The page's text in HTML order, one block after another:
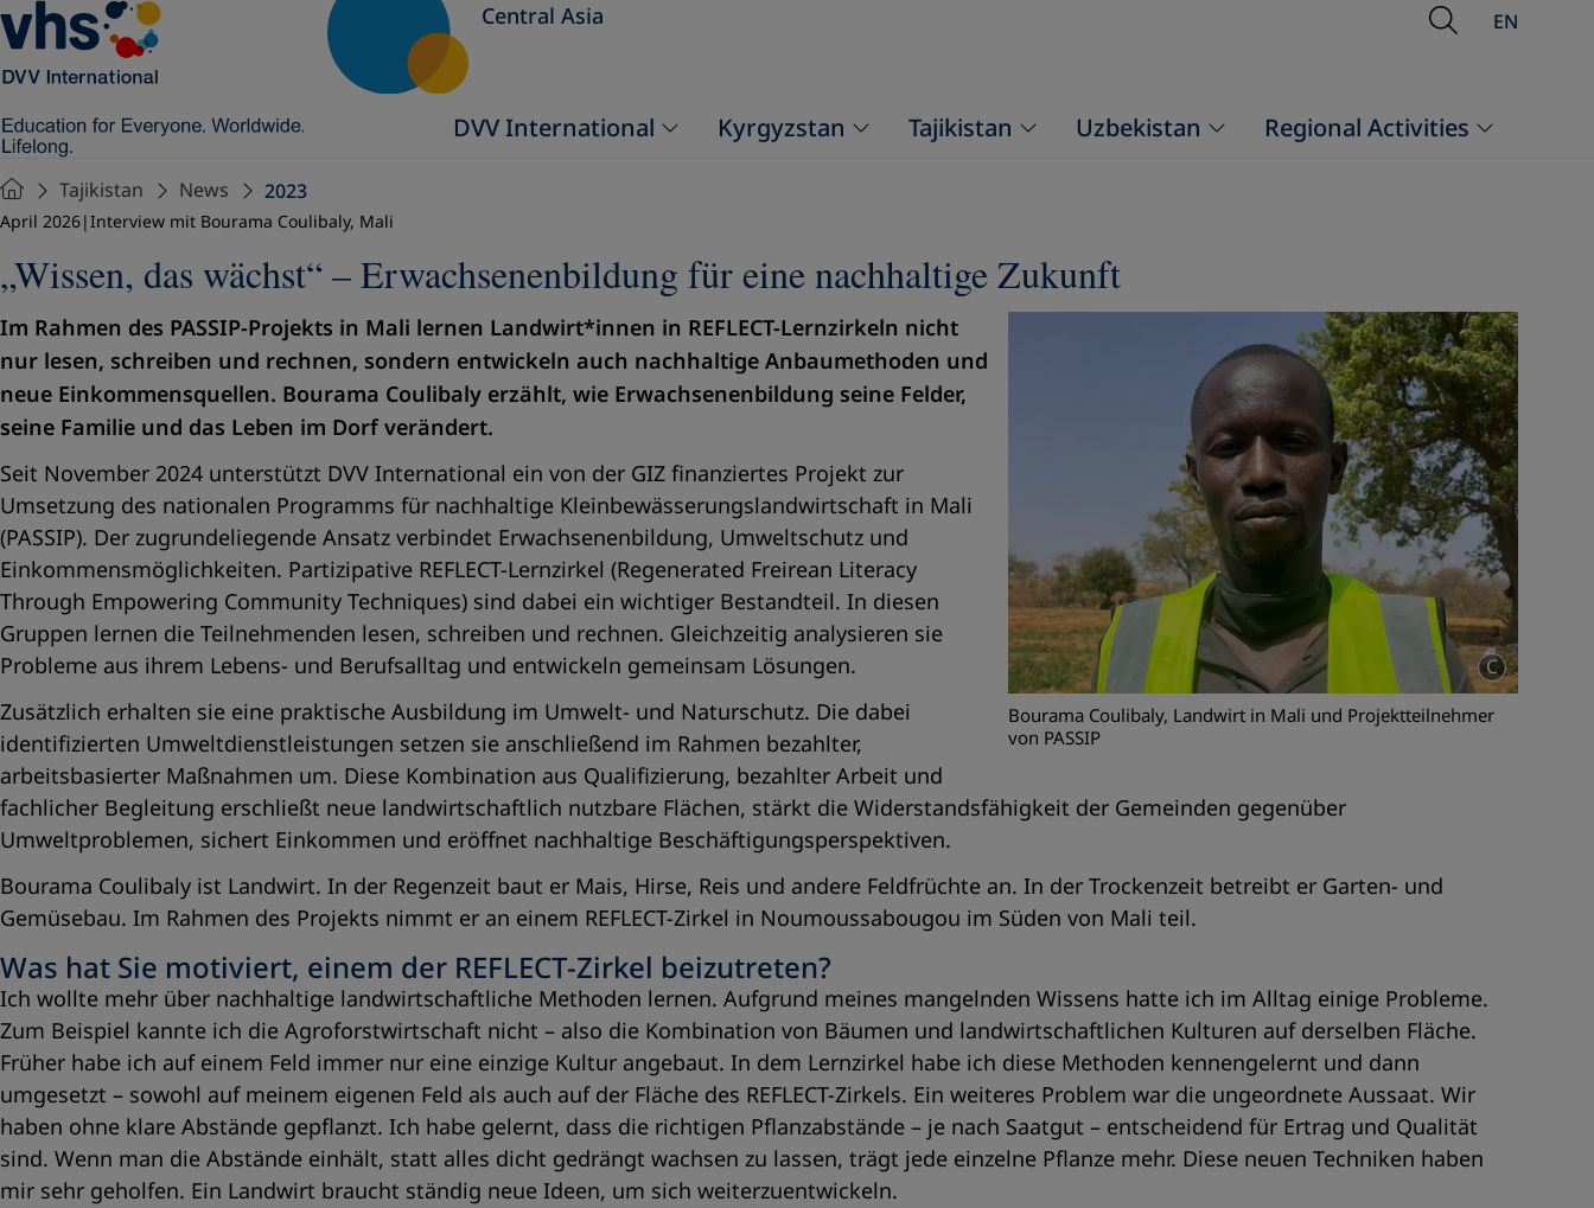
Central Asia OpenEN
DVV International Kyrgyzstan Tajikistan Uzbekistan Regional Activities
Tajikistan News 2023
April 2026 Interview mit Bourama Coulibaly, Mali
„Wissen, das wächst“ – Erwachsenenbildung für eine nachhaltige Zukunft
C
Bourama Coulibaly, Landwirt in Mali und Projektteilnehmer
von PASSIP
Im Rahmen des PASSIP-Projekts in Mali lernen Landwirt*innen in REFLECT-Lernzirkeln nicht
nur lesen, schreiben und rechnen, sondern entwickeln auch nachhaltige Anbaumethoden und
neue Einkommensquellen. Bourama Coulibaly erzählt, wie Erwachsenenbildung seine Felder,
seine Familie und das Leben im Dorf verändert.
Seit November 2024 unterstützt DVV International ein von der GIZ finanziertes Projekt zur
Umsetzung des nationalen Programms für nachhaltige Kleinbewässerungslandwirtschaft in Mali
(PASSIP). Der zugrundeliegende Ansatz verbindet Erwachsenenbildung, Umweltschutz und
Einkommensmöglichkeiten. Partizipative REFLECT-Lernzirkel (Regenerated Freirean Literacy
Through Empowering Community Techniques) sind dabei ein wichtiger Bestandteil. In diesen
Gruppen lernen die Teilnehmenden lesen, schreiben und rechnen. Gleichzeitig analysieren sie
Probleme aus ihrem Lebens- und Berufsalltag und entwickeln gemeinsam Lösungen.
Zusätzlich erhalten sie eine praktische Ausbildung im Umwelt- und Naturschutz. Die dabei
identifizierten Umweltdienstleistungen setzen sie anschließend im Rahmen bezahlter,
arbeitsbasierter Maßnahmen um. Diese Kombination aus Qualifizierung, bezahlter Arbeit und
fachlicher Begleitung erschließt neue landwirtschaftlich nutzbare Flächen, stärkt die Widerstandsfähigkeit der Gemeinden gegenüber
Umweltproblemen, sichert Einkommen und eröffnet nachhaltige Beschäftigungsperspektiven.
Bourama Coulibaly ist Landwirt. In der Regenzeit baut er Mais, Hirse, Reis und andere Feldfrüchte an. In der Trockenzeit betreibt er Garten- und
Gemüsebau. Im Rahmen des Projekts nimmt er an einem REFLECT-Zirkel in Noumoussabougou im Süden von Mali teil.
Was hat Sie motiviert, einem der REFLECT-Zirkel beizutreten?
Ich wollte mehr über nachhaltige landwirtschaftliche Methoden lernen. Aufgrund meines mangelnden Wissens hatte ich im Alltag einige Probleme.
Zum Beispiel kannte ich die Agroforstwirtschaft nicht – also die Kombination von Bäumen und landwirtschaftlichen Kulturen auf derselben Fläche.
Früher habe ich auf einem Feld immer nur eine einzige Kultur angebaut. In dem Lernzirkel habe ich diese Methoden kennengelernt und dann
umgesetzt – sowohl auf meinem eigenen Feld als auch auf der Fläche des REFLECT-Zirkels. Ein weiteres Problem war die ungeordnete Aussaat. Wir
haben ohne klare Abstände gepflanzt. Ich habe gelernt, dass die richtigen Pflanzabstände – je nach Saatgut – entscheidend für Ertrag und Qualität
sind. Wenn man die Abstände einhält, statt alles dicht gedrängt wachsen zu lassen, trägt jede einzelne Pflanze mehr. Diese neuen Techniken haben
mir sehr geholfen. Ein Landwirt braucht ständig neue Ideen, um sich weiterzuentwickeln.